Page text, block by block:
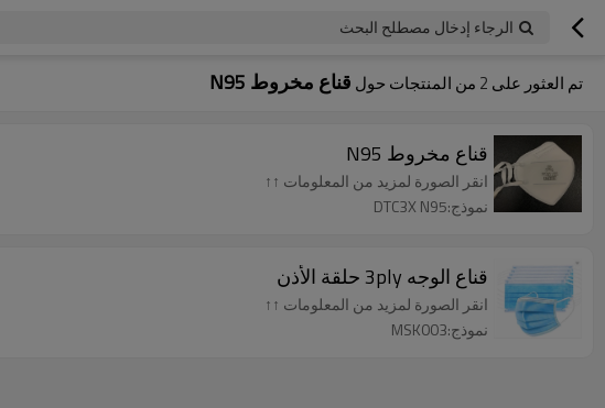
الرجاء إدخال مصطلح البحث
تم العثور على 2 من المنتجات حول قناع مخروط N95
قناع مخروط N95
انقر الصورة لمزيد من المعلومات ↑↑
نموذج:DTC3X N95
قناع الوجه 3ply حلقة الأذن
انقر الصورة لمزيد من المعلومات ↑↑
نموذج:MSK003